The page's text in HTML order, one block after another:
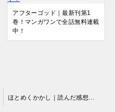
アフターゴッド｜最新刊第1
巻！マンガワンで全話無料連載
中！
ほとめくかかし｜読んだ感想と読めるアプリを紹介！全話無料で連載中！